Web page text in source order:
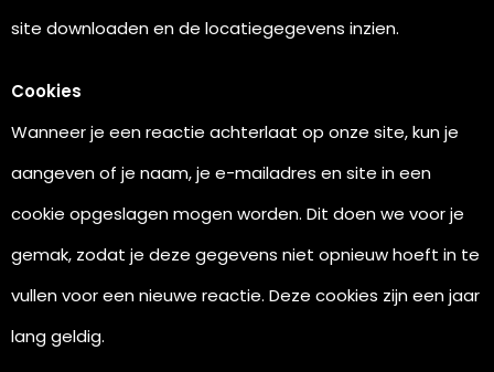
site downloaden en de locatiegegevens inzien.
Cookies
Wanneer je een reactie achterlaat op onze site, kun je
aangeven of je naam, je e-mailadres en site in een
cookie opgeslagen mogen worden. Dit doen we voor je
gemak, zodat je deze gegevens niet opnieuw hoeft in te
vullen voor een nieuwe reactie. Deze cookies zijn een jaar
lang geldig.